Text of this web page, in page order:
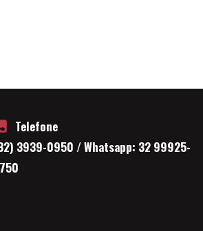
Telefone
3939-0950 / Whatsapp: 32 99925-